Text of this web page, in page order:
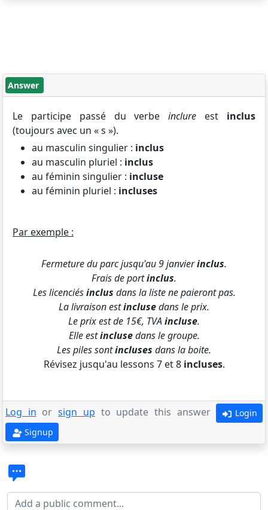
Answer
Le participe passé du verbeinclure est inclus
(toujours avec un « s »).
au masculin singulier : inclus
au masculin pluriel : inclus
au féminin singulier : incluse
au féminin pluriel : incluses
Par exemple :
Fermeture du parc jusqu'au 9 janvierinclus.
Frais de portinclus.
Les licenciésinclus dans la liste ne paieront pas.
La livraison estinclusedans le prix.
Le prix est de 15€, TVAincluse.
Elle estinclusedans le groupe.
Les piles sontincluses dans la boite.
Révisez jusqu'au lessons 7 et 8 incluses.
Log in orsign up to update this answer
Login
Signup